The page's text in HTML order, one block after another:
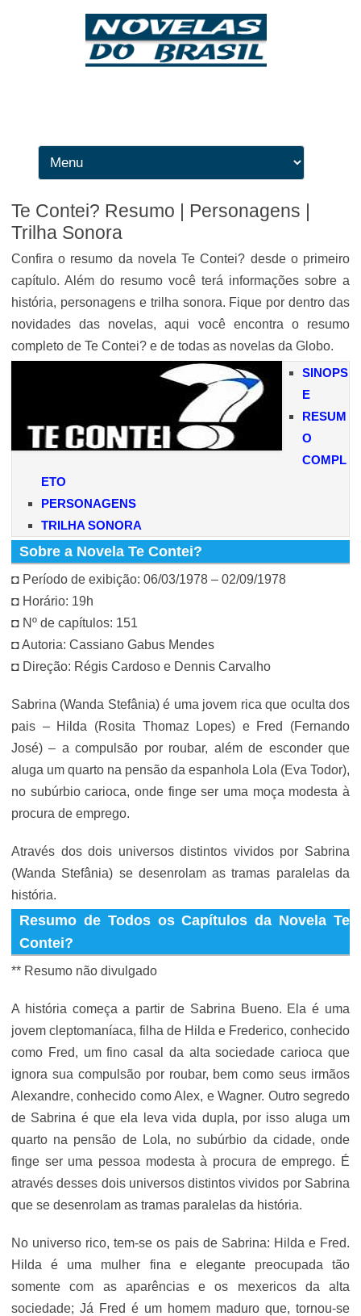
Te Contei? Resumo | Personagens |
Trilha Sonora
Confira o resumo da novela Te Contei? desde o primeiro
capítulo. Além do resumo você terá informações sobre a
história, personagens e trilha sonora. Fique por dentro das
novidades das novelas, aqui você encontra o resumo
completo de Te Contei? e de todas as novelas da Globo.
SINOPS
E
RESUM
O
COMPL
ETO
PERSONAGENS
TRILHA SONORA
Sobre a Novela Te Contei?
◘ Período de exibição: 06/03/1978 – 02/09/1978
◘ Horário: 19h
◘ Nº de capítulos: 151
◘ Autoria: Cassiano Gabus Mendes
◘ Direção: Régis Cardoso e Dennis Carvalho
Sabrina (Wanda Stefânia) é uma jovem rica que oculta dos
pais – Hilda (Rosita Thomaz Lopes) e Fred (Fernando
José) – a compulsão por roubar, além de esconder que
aluga um quarto na pensão da espanhola Lola (Eva Todor),
no subúrbio carioca, onde finge ser uma moça modesta à
procura de emprego.
Através dos dois universos distintos vividos por Sabrina
(Wanda Stefânia) se desenrolam as tramas paralelas da
história.
Resumo de Todos os Capítulos da Novela Te
Contei?
** Resumo não divulgado
A história começa a partir de Sabrina Bueno. Ela é uma
jovem cleptomaníaca, filha de Hilda e Frederico, conhecido
como Fred, um fino casal da alta sociedade carioca que
ignora sua compulsão por roubar, bem como seus irmãos
Alexandre, conhecido como Alex, e Wagner. Outro segredo
de Sabrina é que ela leva vida dupla, por isso aluga um
quarto na pensão de Lola, no subúrbio da cidade, onde
finge ser uma pessoa modesta à procura de emprego. É
através desses dois universos distintos vividos por Sabrina
que se desenrolam as tramas paralelas da história.
No universo rico, tem-se os pais de Sabrina: Hilda e Fred.
Hilda é uma mulher fina e elegante preocupada tão
somente com as aparências e os mexericos da alta
sociedade; Já Fred é um homem maduro que, tornou-se